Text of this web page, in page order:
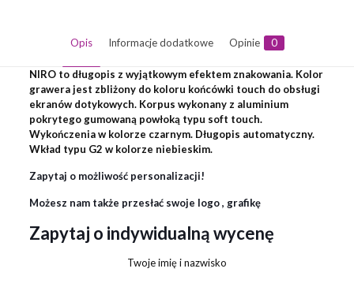
Opis Informacje dodatkowe Opinie 0
NIRO to długopis z wyjątkowym efektem znakowania. Kolor
grawera jest zbliżony do koloru końcówki touch do obsługi
ekranów dotykowych. Korpus wykonany z aluminium
pokrytego gumowaną powłoką typu soft touch.
Wykończenia w kolorze czarnym. Długopis automatyczny.
Wkład typu G2 w kolorze niebieskim.
Zapytaj o możliwość personalizacji!
Możesz nam także przesłać swoje logo , grafikę
Zapytaj o indywidualną wycenę
Twoje imię i nazwisko